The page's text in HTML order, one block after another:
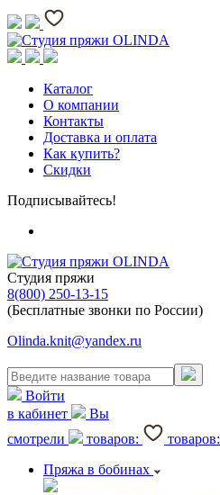
Каталог
О компании
Контакты
Доставка и оплата
Как купить?
Скидки
Подписывайтесь!
Студия пряжи
8(800) 250-13-15
(Бесплатные звонки по России)
Olinda.knit@yandex.ru
Войти
в кабинет
Вы
смотрели
товаров:
товаров:
Пряжа в бобинах